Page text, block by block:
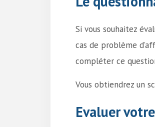
Si vous souhaitez
cas de problème
compléter ce
Vous obtiendrez un
Evaluer